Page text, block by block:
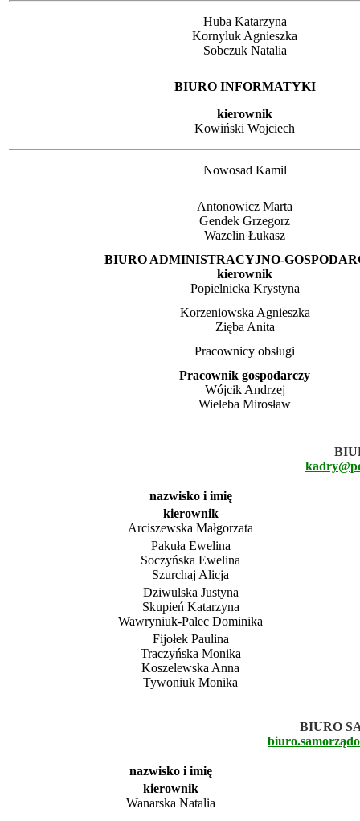
Huba Katarzyna
Kornyluk Agnieszka
Sobczuk Natalia
BIURO INFORMATYKI
kierownik
Kowiński Wojciech
Nowosad Kamil
Antonowicz Marta
Gendek Grzegorz
Wazelin Łukasz
BIURO ADMINISTRACYJNO-
kierownik
Popielnicka Krystyna
Korzeniowska Agnieszka
Zięba Anita
Pracownicy obsługi
Pracownik gospodarczy
Wójcik Andrzej
Wieleba Mirosław
nazwisko i imię
kierownik
Arciszewska Małgorzata
Pakuła Ewelina
Soczyńska Ewelina
Szurchaj Alicja
Dziwulska Justyna
Skupień Katarzyna
Wawryniuk-Palec Dominika
Fijołek Paulina
Traczyńska Monika
Koszelewska Anna
Tywoniuk Monika
BIURO
nazwisko i imię
kierownik
Wanarska Natalia